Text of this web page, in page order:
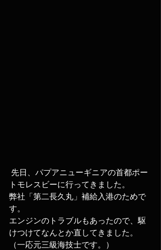
トモレスビーに行ってきました。
弊社「第二長久丸」補給入港のためで
す。
エンジンのトラブルもあったので、駆
けつけてなんとか直してきました。
（一応元三級海技士です。）